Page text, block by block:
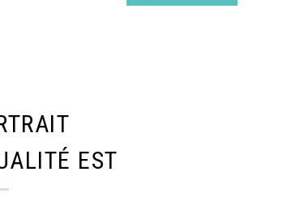
comment changer votre photo de
EST